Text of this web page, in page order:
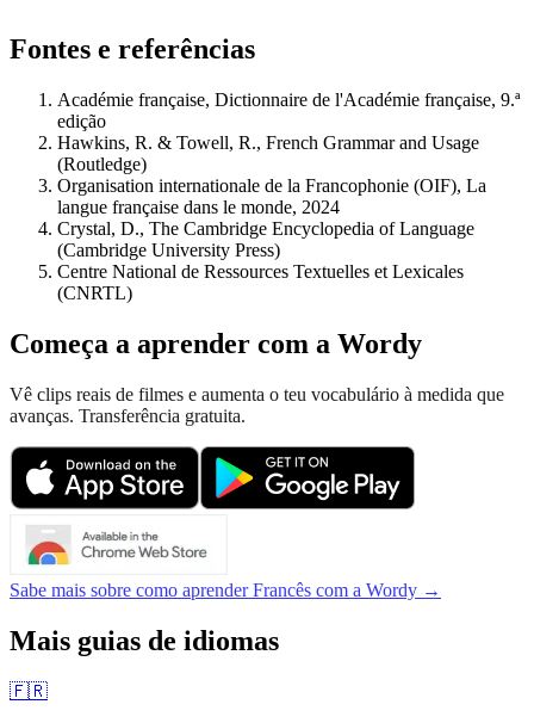
Fontes e referências
Académie française, Dictionnaire de l'Académie française, 9.ª
edição
Hawkins, R. & Towell, R., French Grammar and Usage
(Routledge)
Organisation internationale de la Francophonie (OIF), La
langue française dans le monde, 2024
Crystal, D., The Cambridge Encyclopedia of Language
(Cambridge University Press)
Centre National de Ressources Textuelles et Lexicales
(CNRTL)
Começa a aprender com a Wordy
Vê clips reais de filmes e aumenta o teu vocabulário à medida que
avanças. Transferência gratuita.
Sabe mais sobre como aprender Francês com a Wordy →
Mais guias de idiomas
🇫🇷